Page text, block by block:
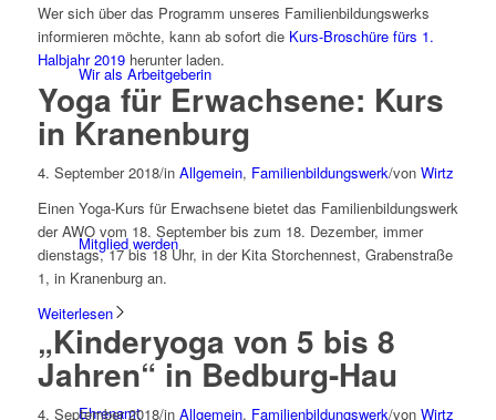
Wir als Arbeitgeberin
Mitglied werden
Ehrenamt
Wer sich über das Programm unseres Familienbildungswerks
informieren möchte, kann ab sofort die Kurs-Broschüre fürs 1.
Halbjahr 2019herunter laden.
Yoga für Erwachsene: Kurs
in Kranenburg
4. September 2018/in Allgemein, Familienbildungswerk/von Wirtz
Einen Yoga-Kurs für Erwachsene bietet das Familienbildungswerk
der AWO vom 18. September bis zum 18. Dezember, immer
dienstags, 17 bis 18 Uhr, in der Kita Storchennest, Grabenstraße
1, in Kranenburg an.
Weiterlesen
„Kinderyoga von 5 bis 8
Jahren“ in Bedburg-Hau
4. September 2018/in Allgemein, Familienbildungswerk/von Wirtz